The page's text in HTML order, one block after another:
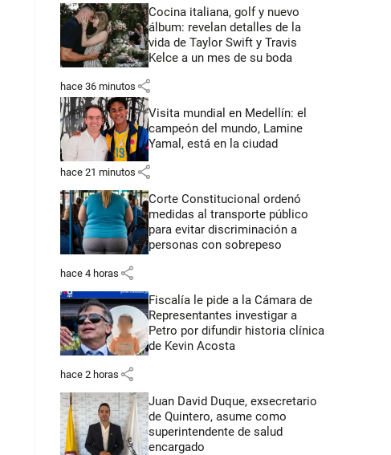
Cocina italiana, golf y nuevo
álbum: revelan detalles de la
vida de Taylor Swift y Travis
Kelce a un mes de su boda
hace 36 minutos share
Visita mundial en Medellín: el
campeón del mundo, Lamine
Yamal, está en la ciudad
hace 21 minutos share
Corte Constitucional ordenó
medidas al transporte público
para evitar discriminación a
personas con sobrepeso
hace 4 horas share
Fiscalía le pide a la Cámara de
Representantes investigar a
Petro por difundir historia clínica
de Kevin Acosta
hace 2 horas share
Juan David Duque, exsecretario
de Quintero, asume como
superintendente de salud
encargado